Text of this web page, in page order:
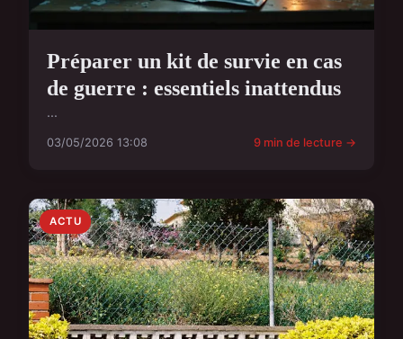
Préparer un kit de survie en cas
de guerre : essentiels inattendus
...
03/05/2026 13:08 9 min de lecture →
ACTU